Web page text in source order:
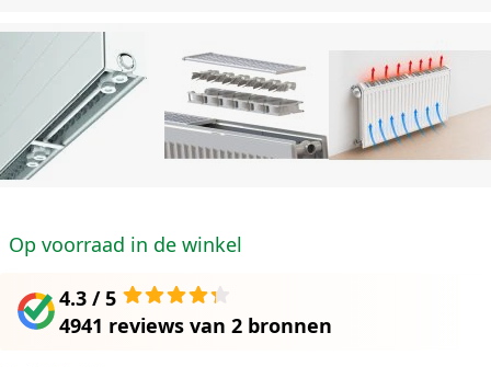
Op voorraad in de winkel
4.3 / 5
4941 reviews van 2 bronnen